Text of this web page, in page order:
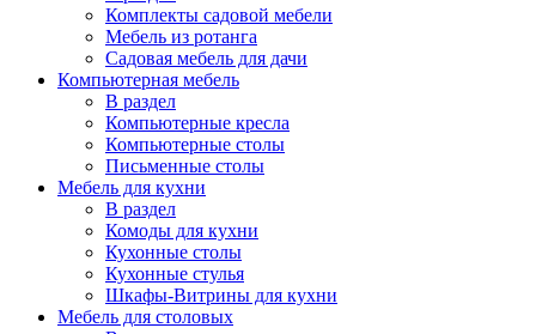
Комплекты садовой мебели
Мебель из ротанга
Садовая мебель для дачи
Компьютерная мебель
В раздел
Компьютерные кресла
Компьютерные столы
Письменные столы
Мебель для кухни
В раздел
Комоды для кухни
Кухонные столы
Кухонные стулья
Шкафы-Витрины для кухни
Мебель для столовых